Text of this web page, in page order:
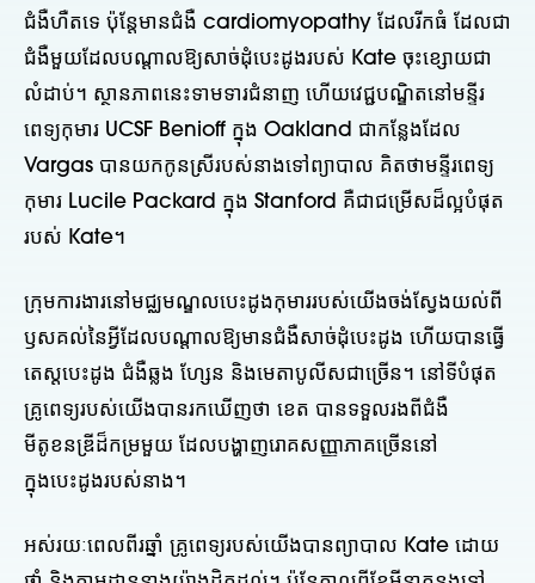
ជំងឺហឺតទេ ប៉ុន្តែមានជំងឺ cardiomyopathy ដែលរីកធំ ដែលជា
ជំងឺមួយដែលបណ្តាលឱ្យសាច់ដុំបេះដូងរបស់ Kate ចុះខ្សោយជា
លំដាប់។ ស្ថានភាពនេះទាមទារជំនាញ ហើយវេជ្ជបណ្ឌិតនៅមន្ទីរ
ពេទ្យកុមារ UCSF Benioff ក្នុង Oakland ជាកន្លែងដែល
Vargas បានយកកូនស្រីរបស់នាងទៅព្យាបាល គិតថាមន្ទីរពេទ្យ
កុមារ Lucile Packard ក្នុង Stanford គឺជាជម្រើសដ៏ល្អបំផុត
របស់ Kate។
ក្រុមការងារនៅមជ្ឈមណ្ឌលបេះដូងកុមាររបស់យើងចង់ស្វែងយល់ពី
ឫសគល់នៃអ្វីដែលបណ្តាលឱ្យមានជំងឺសាច់ដុំបេះដូង ហើយបានធ្វើ
តេស្តបេះដូង ជំងឺឆ្លង ហ្សែន និងមេតាបូលីសជាច្រើន។ នៅទីបំផុត
គ្រូពេទ្យរបស់យើងបានរកឃើញថា ខេត បានទទួលរងពីជំងឺ
មីតូខនឌ្រីដ៏កម្រមួយ ដែលបង្ហាញរោគសញ្ញាភាគច្រើននៅ
ក្នុងបេះដូងរបស់នាង។
អស់រយៈពេលពីរឆ្នាំ គ្រូពេទ្យរបស់យើងបានព្យាបាល Kate ដោយ